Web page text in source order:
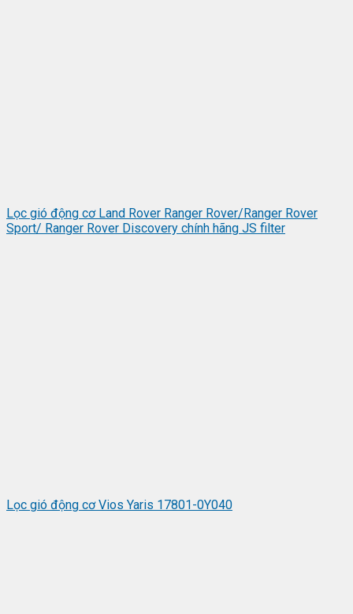
Lọc gió động cơ Land Rover Ranger Rover/Ranger Rover
Sport/ Ranger Rover Discovery chính hãng JS filter
Lọc gió động cơ Vios Yaris 17801-0Y040